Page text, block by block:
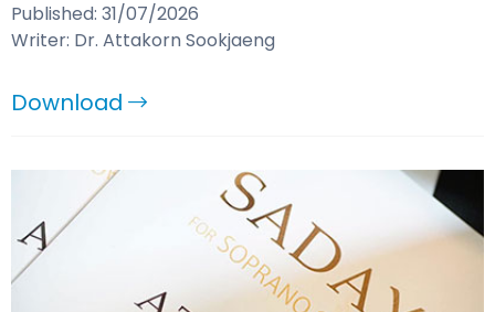
Published: 31/07/2026
Writer: Dr. Attakorn Sookjaeng
Download